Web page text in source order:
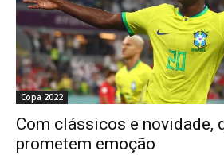
Copa 2022
Com clássicos e novidade,
prometem emoção